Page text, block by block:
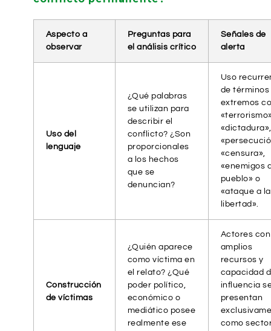
Aspecto a
observar
Preguntas para
el análisis crítico
Señales de
alerta
Uso del
lenguaje
¿Qué palabras
se utilizan para
describir el
conflicto? ¿Son
proporcionales
a los hechos
que se
denuncian?
Uso
de términos
extremos
«dictadura»,
«censura»,
«enemigos
pueblo» o
«ataque a la
libertad».
Construcción
de víctimas
¿Quién aparece
como víctima en
el relato? ¿Qué
poder político,
económico o
mediático posee
realmente ese
Actores con
amplios
recursos y
capacidad
influencia
presentan
como